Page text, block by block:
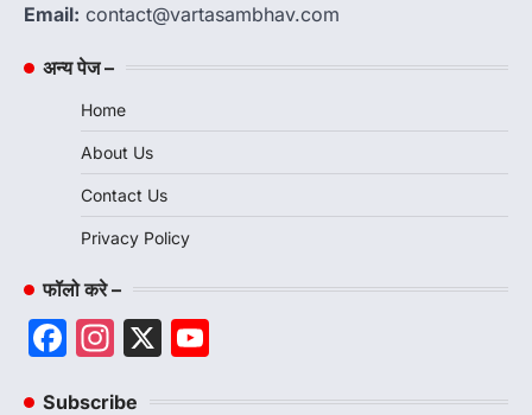
Email: contact@vartasambhav.com
अन्य पेज –
Home
About Us
Contact Us
Privacy Policy
फॉलो करे –
Facebook
Instagram
X
Subscribe